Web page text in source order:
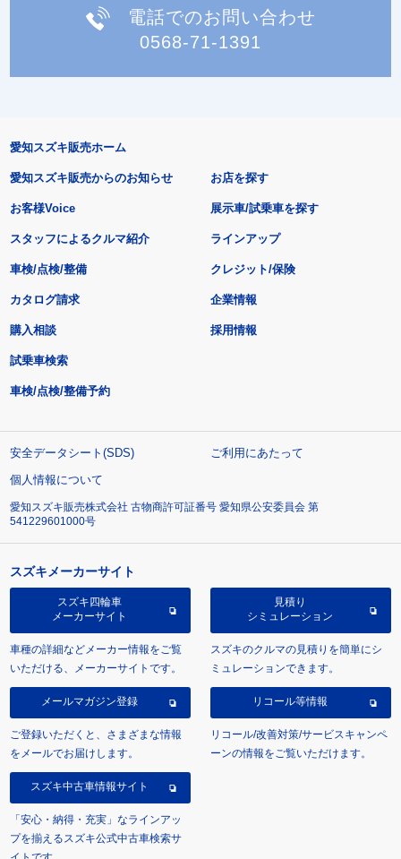
電話でのお問い合わせ
0568-71-1391
愛知スズキ販売ホーム
愛知スズキ販売からのお知らせ
お客様Voice
スタッフによるクルマ紹介
お店を探す
展示車/試乗車を探す
ラインアップ
車検/点検/整備 クレジット/保険
カタログ請求
購入相談
試乗車検索
車検/点検/整備予約
企業情報
採用情報
安全データシート(SDS)
ご利用にあたって
個人情報について
愛知スズキ販売株式会社 古物商許可証番号 愛知県公安委員会 第
541229601000号
スズキメーカーサイト
スズキ四輪車
メーカーサイト
車種の詳細などメーカー情報をご覧
いただける、メーカーサイトです。
見積り
シミュレーション
スズキのクルマの見積りを簡単にシ
ミュレーションできます。
メールマガジン登録
ご登録いただくと、さまざまな情報
をメールでお届けします。
リコール等情報
リコール/改善対策/サービスキャンペ
ーンの情報をご覧いただけます。
スズキ中古車情報サイト
「安心・納得・充実」なラインアッ
プを揃えるスズキ公式中古車検索サ